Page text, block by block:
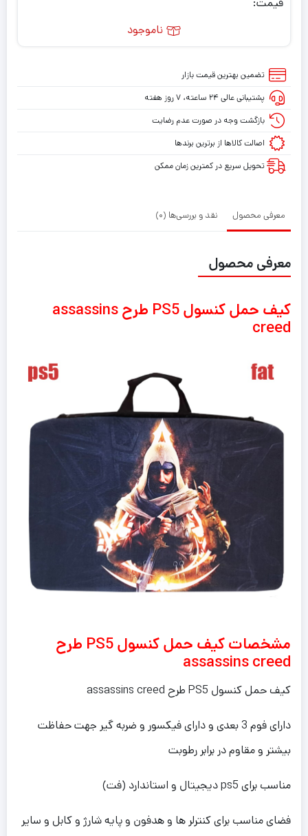
قیمت:
ناموجود
تضمین بهترین قیمت بازار
پشتیبانی عالی ۲۴ ساعته، ۷ روز هفته
بازگشت وجه در صورت عدم رضایت
اصالت کالاها از برترین برندها
تحویل سریع در کمترین زمان ممکن
معرفی محصول نقد و بررسی‌ها (0)
معرفی محصول
کیف حمل کنسول PS5 طرح assassins
creed
مشخصات کیف حمل کنسول PS5 طرح
assassins creed
کیف حمل کنسول PS5 طرح assassins creed
دارای فوم 3 بعدی و دارای فیکسور و ضربه گیر جهت حفاظت
بیشتر و مقاوم در برابر رطوبت
مناسب برای ps5 دیجیتال و استاندارد (فت)
فضای مناسب برای کنترلر ها و هدفون و پایه شارژ و کابل و سایر